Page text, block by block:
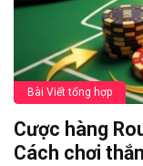
Bài Viết tổng hợp
Cược hàng
Cách chơi